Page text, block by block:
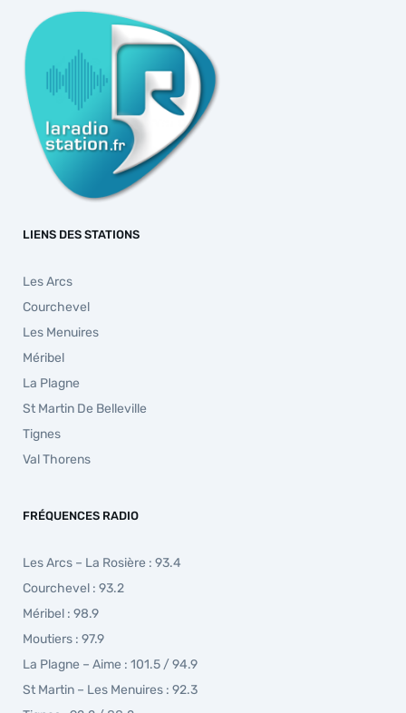
LIENS DES STATIONS
Les Arcs
Courchevel
Les Menuires
Méribel
La Plagne
St Martin De Belleville
Tignes
Val Thorens
FRÉQUENCES RADIO
Les Arcs – La Rosière : 93.4
Courchevel : 93.2
Méribel : 98.9
Moutiers : 97.9
La Plagne – Aime : 101.5 / 94.9
St Martin – Les Menuires : 92.3